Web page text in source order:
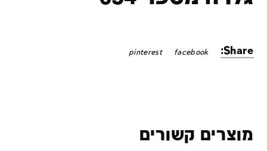
Share:
facebook
pinterest
מוצרים קשורים